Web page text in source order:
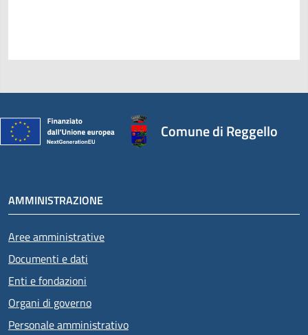
Comune di Reggello
AMMINISTRAZIONE
Aree amministrative
Documenti e dati
Enti e fondazioni
Organi di governo
Personale amministrativo